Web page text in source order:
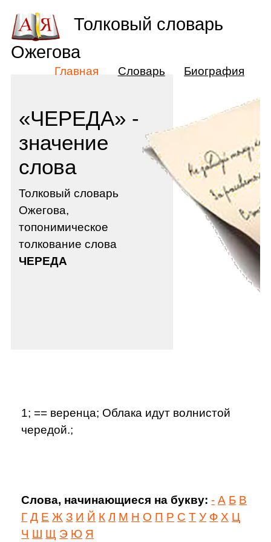
«ЧЕРЕДА» -
значение
слова
Толковый словарь
Ожегова,
топонимическое
толкование слова
ЧЕРЕДА
1; == веренца; Облака идут волнистой
чередой.;
Слова, начинающиеся на букву: - А Б В
Г Д Е Ж З И Й К Л М Н О П Р С Т У Ф Х Ц
Ч Ш Щ Э Ю Я
Толковый словарь
Ожегова
Главная Словарь Биография